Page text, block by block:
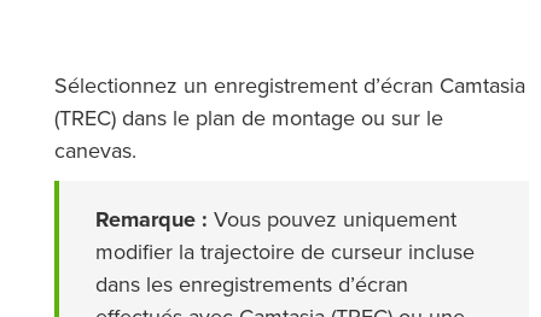
Sélectionnez un enregistrement d’écran Camtasia
(TREC) dans le plan de montage ou sur le
canevas.
Remarque : Vous pouvez uniquement
modifier la trajectoire de curseur incluse
dans les enregistrements d’écran